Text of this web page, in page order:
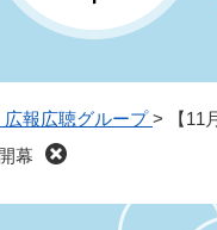
広報広聴グループ>
【
幕​